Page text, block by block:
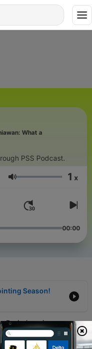
What a
PSS Podcast.
Volume 1 x
00:00
Season!
Berbahaya!